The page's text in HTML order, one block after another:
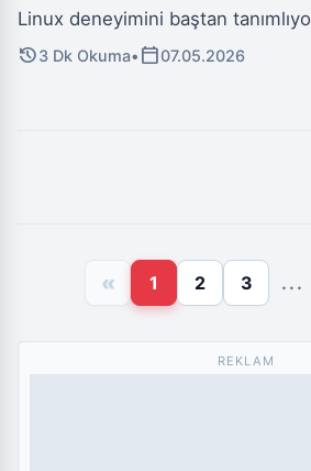
Linux deneyimini baştan
kararlılık ve akıcılık sunarken,
history3 Dk Okuma• calendar_today07.05.2026
« 1 2 3 ...
REKLAM